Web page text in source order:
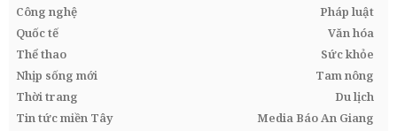
Công nghệ
Pháp luật
Quốc tế
Văn hóa
Thể thao
Sức khỏe
Nhịp sống mới
Tam nông
Thời trang
Du lịch
Tin tức miền Tây
Media Báo An Giang